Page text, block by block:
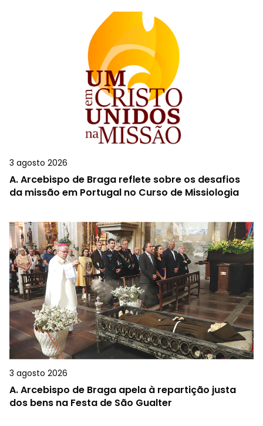
3 agosto 2026
A.Arcebispo de Braga reflete sobre os desafios
da missão em Portugal no Curso de Missiologia
3 agosto 2026
A.Arcebispo de Braga apela à repartição justa
dos bens na Festa de São Gualter